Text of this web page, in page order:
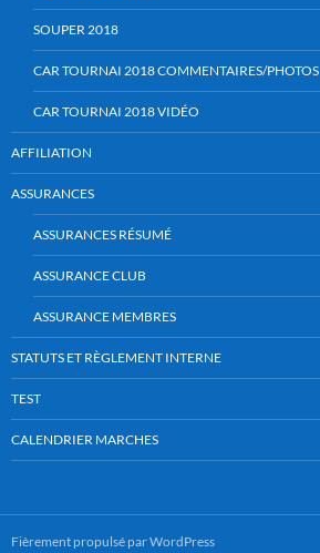
SOUPER 2018
CAR TOURNAI 2018 COMMENTAIRES/PHOTOS
CAR TOURNAI 2018 VIDÉO
AFFILIATION
ASSURANCES
ASSURANCES RÉSUMÉ
ASSURANCE CLUB
ASSURANCE MEMBRES
STATUTS ET RÈGLEMENT INTERNE
TEST
CALENDRIER MARCHES
Fièrement propulsé par WordPress